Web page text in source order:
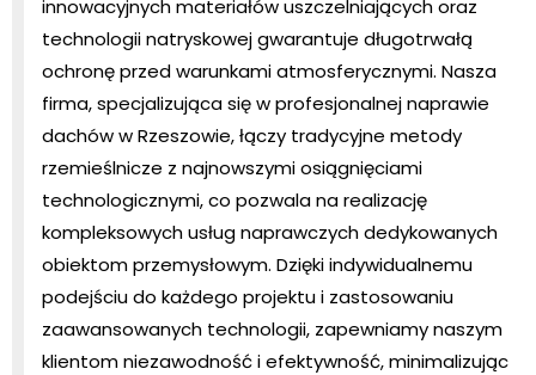
innowacyjnych materiałów uszczelniających oraz
technologii natryskowej gwarantuje długotrwałą
ochronę przed warunkami atmosferycznymi. Nasza
firma, specjalizująca się w profesjonalnej naprawie
dachów w Rzeszowie, łączy tradycyjne metody
rzemieślnicze z najnowszymi osiągnięciami
technologicznymi, co pozwala na realizację
kompleksowych usług naprawczych dedykowanych
obiektom przemysłowym. Dzięki indywidualnemu
podejściu do każdego projektu i zastosowaniu
zaawansowanych technologii, zapewniamy naszym
klientom niezawodność i efektywność, minimalizując